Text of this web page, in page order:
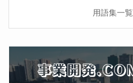
用語集一覧